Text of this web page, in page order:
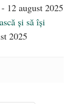
- 12 august 2025
și să își
2025